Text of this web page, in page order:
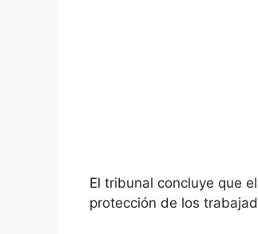
El tribunal concluye que
protección de los